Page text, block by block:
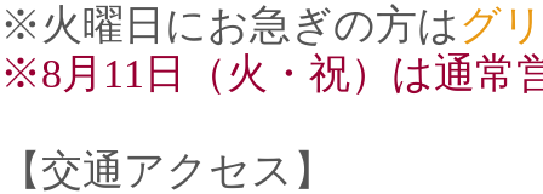
※火曜日にお急ぎの方はグ
※8月11日（火・祝）は通常
【交通アクセス】